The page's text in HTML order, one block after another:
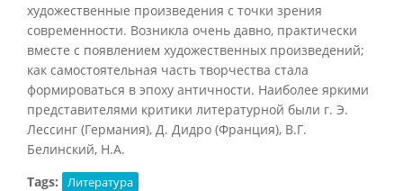
художественные произведения с точки зрения
современности. Возникла очень давно, практически
вместе с появлением художественных произведений;
как самостоятельная часть творчества стала
формироваться в эпоху античности. Наиболее яркими
представителями критики литературной были г. Э.
Лессинг (Германия), Д. Дидро (Франция), В.Г.
Белинский, Н.А.
Tags:
Литература